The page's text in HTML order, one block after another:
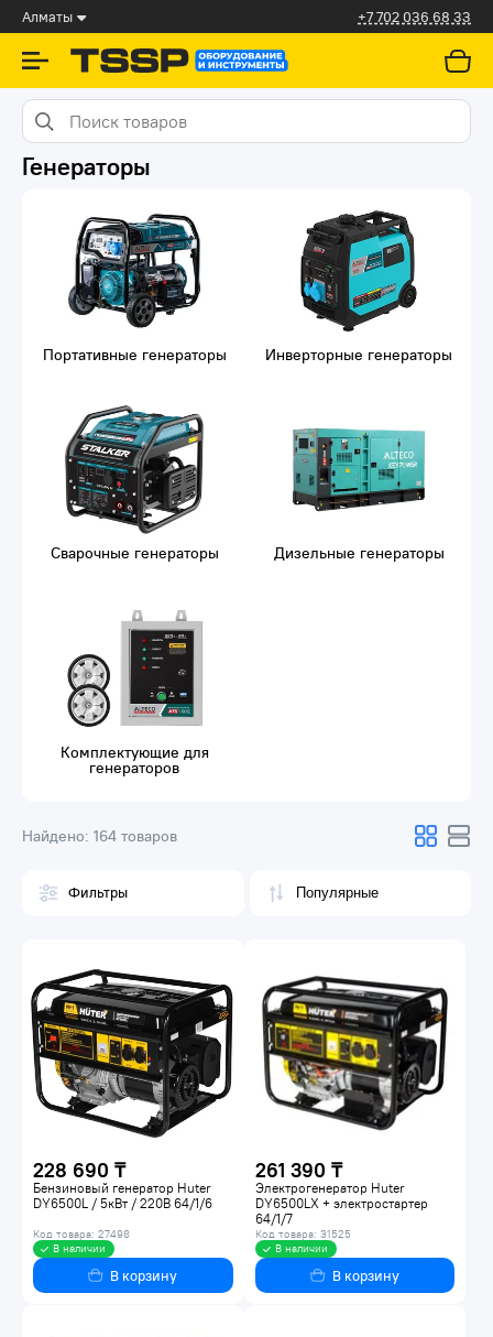
Алматы +7 702 036 68 33
Генераторы
Портативные генераторы Инверторные генераторы
Сварочные генераторы Дизельные генераторы
Комплектующие для
генераторов
Найдено: 164 товаров
Фильтры
228 690 ₸
Бензиновый генератор Huter
DY6500L / 5кВт / 220В 64/1/6
Код товара: 27498
В наличии
В корзину
261 390 ₸
Электрогенератор Huter
DY6500LX + электростартер
64/1/7
Код товара: 31525
В наличии
В корзину